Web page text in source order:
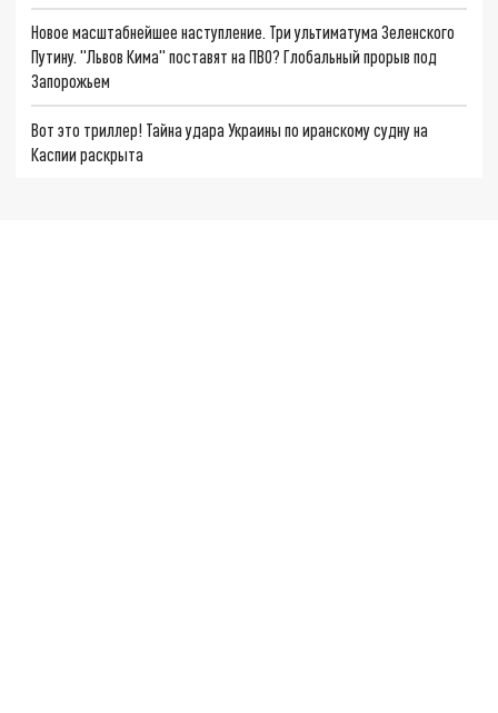
Новое масштабнейшее наступление. Три ультиматума Зеленского
Путину. "Львов Кима" поставят на ПВО? Глобальный прорыв под
Запорожьем
Вот это триллер! Тайна удара Украины по иранскому судну на
Каспии раскрыта